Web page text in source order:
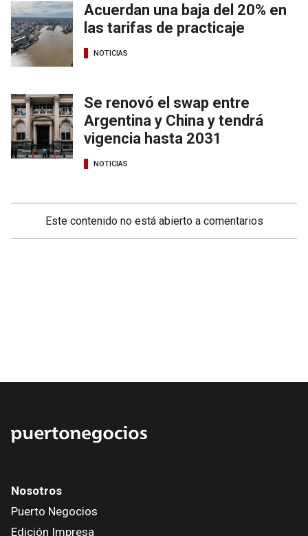
Acuerdan una baja del 20% en
las tarifas de practicaje
NOTICIAS
Se renovó el swap entre
Argentina y China y tendrá
vigencia hasta 2031
NOTICIAS
Este contenido no está abierto a comentarios
Nosotros
Puerto Negocios
Edición Impresa